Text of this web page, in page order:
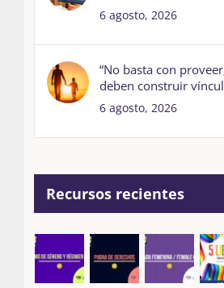
6 agosto, 2026
“No basta con
deben construir
6 agosto, 2026
Recursos recientes